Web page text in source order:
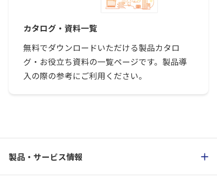
カタログ・資料一覧
無料でダウンロードいただける製品カタロ
グ・お役立ち資料の一覧ページです。製品導
入の際の参考にご利用ください。
製品・サービス情報